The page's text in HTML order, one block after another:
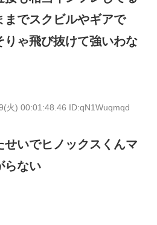
までスクビルやギアで
りゃ飛び抜けて強いわな
火) 00:01:48.46 ID:qN1Wuqmqd
いでヒノックスくんマ
らない